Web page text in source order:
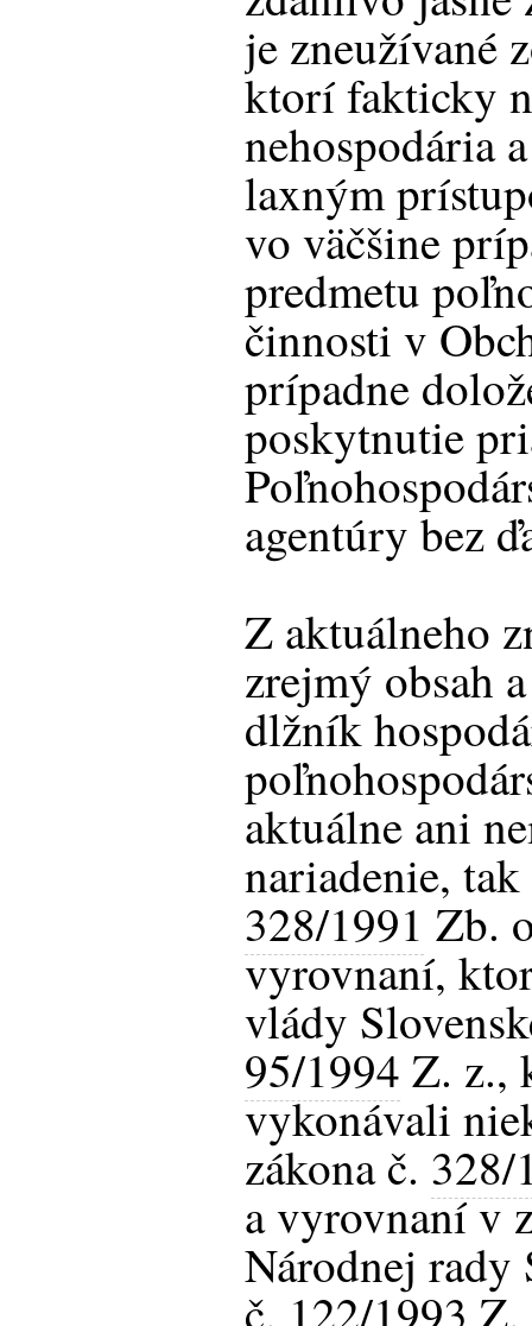
je zneužívané
ktorí fakticky
nehospodária
laxným
vo väčšine
predmetu
činnosti v
prípadne
poskytnutie
agentúry bez
Z aktuálneho
zrejmý obsah
dlžník
aktuálne ani
nariadenie,
328/1991 Zb.
vyrovnaní,
vlády
95/1994 Z. z.,
vykonávali
zákona č. 328/
a vyrovnaní v
Národnej
č. 122/1993 Z.